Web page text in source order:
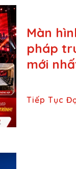
Màn
pháp
mới
Tiếp Tục